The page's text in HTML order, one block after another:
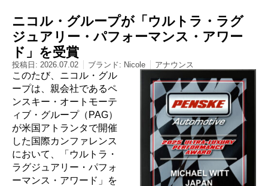
ニコル・グループが「ウルトラ・ラグ
ジュアリー・パフォーマンス・アワー
ド」を受賞
投稿日: 2026.07.02 ブランド: Nicole アナウンス
このたび、ニコル・グル
ープは、親会社であるペ
ンスキー・オートモーテ
ィブ・グループ（PAG）
が米国アトランタで開催
した国際カンファレンス
において、「ウルトラ・
ラグジュアリー・パフォ
ーマンス・アワード」を